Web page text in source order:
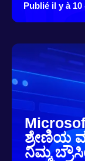
Publié il y à 10
ಶ್ರೇಣಿಯ
ನಿಮ್ಮ